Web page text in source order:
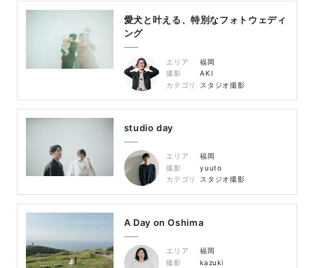
愛犬と叶える、特別なフォトウェディ
ング
エリア
福岡
撮影
AKI
カテゴリ
スタジオ撮影
studio day
エリア
福岡
撮影
yuuto
カテゴリ
スタジオ撮影
A Day on Oshima
エリア
福岡
撮影
kazuki